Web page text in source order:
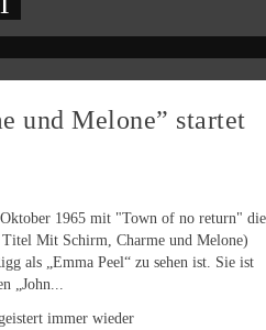
und Melone” startet
1965 mit "Town of no return" die
Mit Schirm, Charme und Melone)
als „Emma Peel“ zu sehen ist. Sie ist
„John...